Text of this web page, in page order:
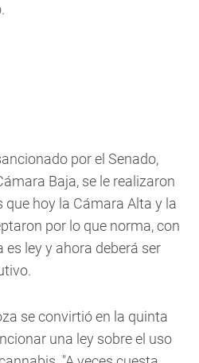
por el Senado,
Baja, se le realizaron
hoy la Cámara Alta y la
por lo que norma, con
ley y ahora deberá ser
se convirtió en la quinta
una ley sobre el uso